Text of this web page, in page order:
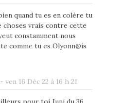
quand tu es en colère tu
choses vrais contre cette
constamment nous
comme tu es Olyonn@is
ven 16 Déc 22 à 16 h 21